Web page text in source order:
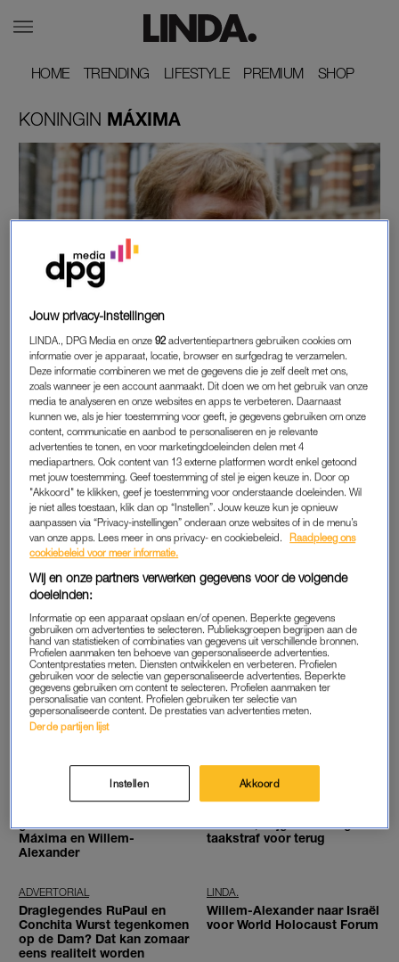
HOME
HOME TRENDING
TRENDING LIFESTYLE
LIFESTYLE PREMIUM
PREMIUM SHOP
SHOP
KONINGIN MÁXIMA
KONING WILLEM-ALEXANDER HOUDT TV-
TOESPRAAK OVER CORONAVIRUS
BABYNIEUWS
Als blijk van dank: Syrisch
stel vernoemt baby naar
Willem-Alexander
KONINKLIJK
Koningin Máxima
zenuwachtig door 'paniek'
coronavirus
ADVERTORIAL
Jolanda reisde naar een
afgelegen eiland voor de
kust van Zuid-Australië: 'Wij
kwamen aan, onze koffers
niet'
KONINKLIJK
'Excuses koning Willem-
Alexander aan Indonesië
LINDA.
Willem-Alexander en
Máxima naar Indonesië,
ondanks coronavirus
Koninklijke fotosessie in
Lech, mét zoen van Amalia
voor Willem-Alexander
ADVERTORIAL
Dankzij dit hightech product
kregen LINDA.lezers frissere
en schonere tanden
KONINKLIJK
Er zijn nieuwe portretfoto's
Máxima en Willem-
Alexander
JAMMER JOH
taakstraf voor terug
ADVERTORIAL
Draglegendes RuPaul en
Conchita Wurst tegenkomen
op de Dam? Dat kan zomaar
eens realiteit worden
LINDA.
Willem-Alexander naar Israël
voor World Holocaust Forum
Jouw privacy-instellingen
LINDA., DPG Media en onze92 advertentiepartners gebruiken cookies om
informatie over je apparaat, locatie, browser en surfgedrag te verzamelen.
Deze informatie combineren we met de gegevens die je zelf deelt met ons,
zoals wanneer je een account aanmaakt. Dit doen we om het gebruik van onze
media te analyseren en onze websites en apps te verbeteren. Daarnaast
kunnen we, als je hier toestemming voor geeft, je gegevens gebruiken om onze
content, communicatie en aanbod te personaliseren en je relevante
advertenties te tonen, en voor marketingdoeleinden delen met 4
mediapartners. Ook content van 13 externe platformen wordt enkel getoond
met jouw toestemming. Geef toestemming of stel je eigen keuze in. Door op
"Akkoord" te klikken, geef je toestemming voor onderstaande doeleinden. Wil
je niet alles toestaan, klik dan op “Instellen”. Jouw keuze kun je opnieuw
aanpassen via “Privacy-instellingen” onderaan onze websites of in de menu’s
van onze apps. Lees meer in ons privacy- en cookiebeleid.
Raadpleeg ons
cookiebeleid voor meer informatie.
Wij en onze partners verwerken gegevens voor de volgende
doeleinden:
Informatie op een apparaat opslaan en/of openen. Beperkte gegevens
gebruiken om advertenties te selecteren. Publieksgroepen begrijpen aan de
hand van statistieken of combinaties van gegevens uit verschillende bronnen.
Profielen aanmaken ten behoeve van gepersonaliseerde advertenties.
Contentprestaties meten. Diensten ontwikkelen en verbeteren. Profielen
gebruiken voor de selectie van gepersonaliseerde advertenties. Beperkte
gegevens gebruiken om content te selecteren. Profielen aanmaken ter
personalisatie van content. Profielen gebruiken ter selectie van
gepersonaliseerde content. De prestaties van advertenties meten.
Derde partijen lijst
Instellen Akkoord